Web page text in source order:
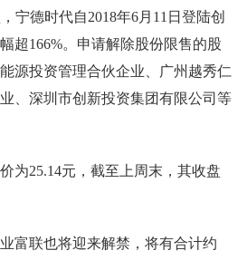
宁德时代自2018年6月11日登陆创
超166%。申请解除股份限售的股
源投资管理合伙企业、广州越秀仁
、深圳市创新投资集团有限公司等
为25.14元，截至上周末，其收盘
富联也将迎来解禁，将有合计约